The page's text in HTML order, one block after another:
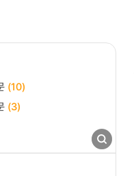
(10)
(3)